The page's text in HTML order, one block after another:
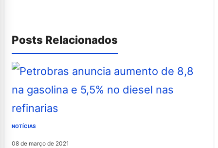
Posts Relacionados
NOTÍCIAS
08 de março de 2021